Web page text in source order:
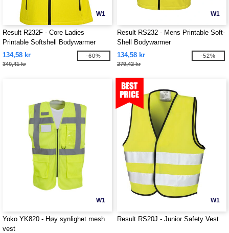
W1
Result R232F - Core Ladies
Printable Softshell Bodywarmer
134,58 kr
340,41 kr
-60%
W1
Result RS232 - Mens Printable Soft-
Shell Bodywarmer
134,58 kr
279,42 kr
-52%
W1
Yoko YK820 - Høy synlighet mesh
vest
W1
Result RS20J - Junior Safety Vest